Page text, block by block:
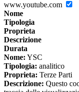
www.youtube.com
Nome
Tipologia
Proprieta
Descrizione
Durata
Nome: YSC
Tipologia: analitico
Proprieta: Terze Parti
Descrizione: Questo